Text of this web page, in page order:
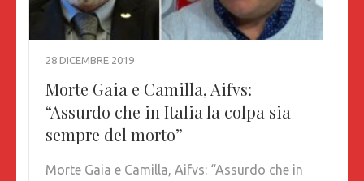
28 DICEMBRE 2019
Morte Gaia e Camilla, Aifvs:
“Assurdo che in Italia la colpa sia
sempre del morto”
Morte Gaia e Camilla, Aifvs: “Assurdo che in